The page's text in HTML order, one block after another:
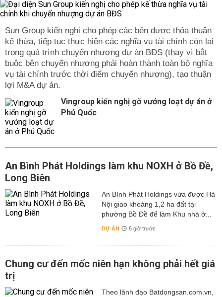
Sun Group kiến nghị cho phép các bên được thỏa thuận
kế thừa, tiếp tục thực hiện các nghĩa vụ tài chính còn lại
trong quá trình chuyển nhượng dự án BĐS (thay vì bắt
buộc bên chuyển nhượng phải hoàn thành toàn bộ nghĩa
vụ tài chính trước thời điểm chuyển nhượng), tạo thuận
lợi M&A dự án.
Vingroup kiến nghị gỡ vướng loạt dự án ở
Phú Quốc
An Bình Phát Holdings làm khu NOXH ở Bồ Đề,
Long Biên
An Bình Phát Holdings vừa được Hà
Nội giao khoảng 1,2 ha đất tại
phường Bồ Đề để làm Khu nhà ở...
DỰ ÁN 5 giờ trước
Chung cư đến mốc niên hạn không phải hết giá
trị
Theo lãnh đạo Batdongsan.com.vn,